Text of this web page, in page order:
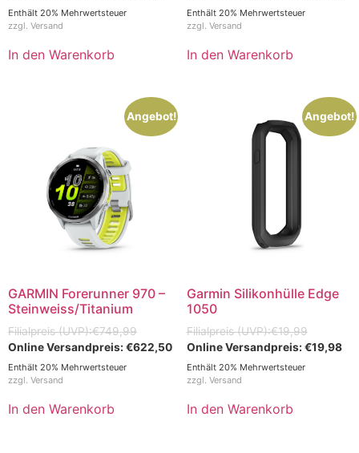
Enthält 20% Mehrwertsteuer
zzgl. Versand
In den Warenkorb
Enthält 20% Mehrwertsteuer
zzgl. Versand
In den Warenkorb
Angebot!
GARMIN Forerunner 970 –
Steinweiss/Titanium
€749,99
€622,50
Enthält 20% Mehrwertsteuer
zzgl. Versand
In den Warenkorb
Angebot!
Garmin Silikonhülle Edge
1050
€19,99
€19,98
Enthält 20% Mehrwertsteuer
zzgl. Versand
In den Warenkorb